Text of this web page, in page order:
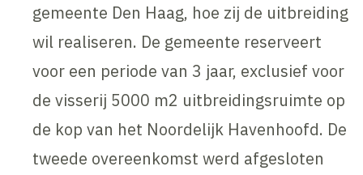
gemeente Den Haag, hoe zij de uitbreiding
wil realiseren. De gemeente reserveert
voor een periode van 3 jaar, exclusief voor
de visserij 5000 m2 uitbreidingsruimte op
de kop van het Noordelijk Havenhoofd. De
tweede overeenkomst werd afgesloten